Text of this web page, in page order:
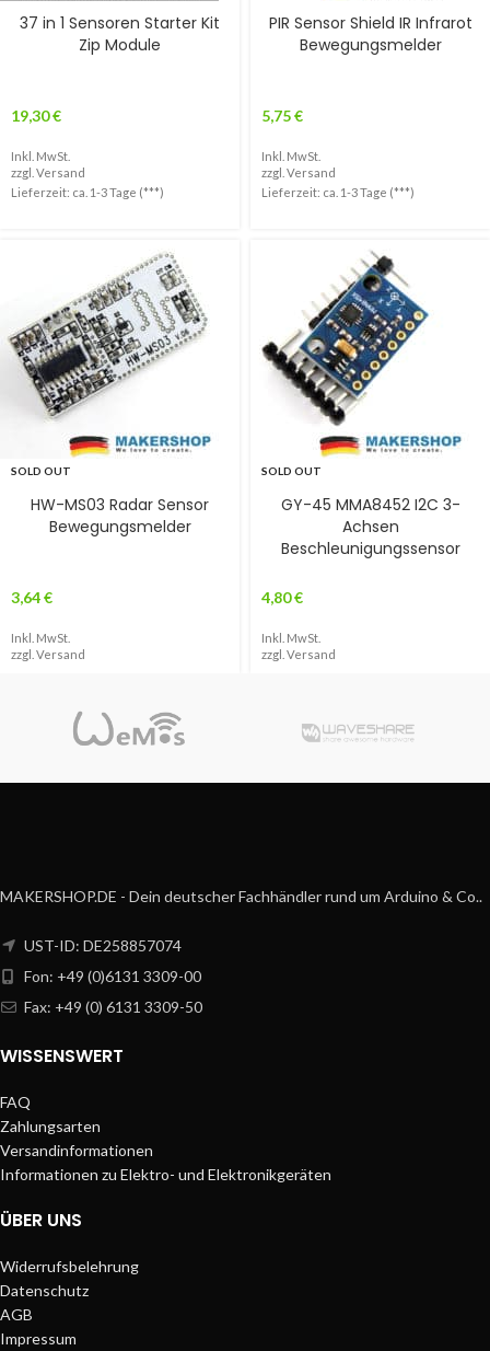
37 in 1 Sensoren Starter Kit
Zip Module
19,30€
Inkl. MwSt.
zzgl. Versand
Lieferzeit: ca. 1-3 Tage (***)
PIR Sensor Shield IR Infrarot
Bewegungsmelder
5,75€
Inkl. MwSt.
zzgl. Versand
Lieferzeit: ca. 1-3 Tage (***)
SOLD OUT
HW-MS03 Radar Sensor
Bewegungsmelder
3,64€
Inkl. MwSt.
zzgl. Versand
SOLD OUT
GY-45 MMA8452 I2C 3-
Achsen
Beschleunigungssensor
4,80€
Inkl. MwSt.
zzgl. Versand
MAKERSHOP.DE - Dein deutscher Fachhändler rund um Arduino & Co..
UST-ID: DE258857074
Fon: +49 (0)6131 3309-00
Fax: +49 (0) 6131 3309-50
WISSENSWERT
FAQ
Zahlungsarten
Versandinformationen
Informationen zu Elektro- und Elektronikgeräten
ÜBER UNS
Widerrufsbelehrung
Datenschutz
AGB
Impressum